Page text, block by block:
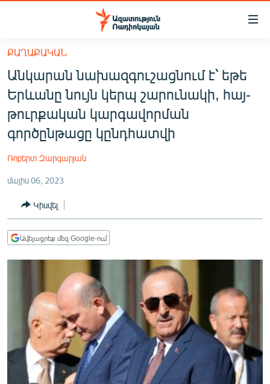
Մատչելիության
հիմնական
բովանդակությանը
Անցնել
հիմնական
մենյուին
Որոնում
ՀԱՅԱՍՏԱՆ
ՔԱՂԱՔԱԿԱՆ
ԸՆՏՐՈՒԹՅՈՒՆՆԵՐ 2026
ՊԱՏԵՐԱԶՄԻ 6 ՇԱԲԱԹՆԵՐԸ
ՏԱՐԱԾԱՇՐՋԱՆ
ՄԻՋԱԶԳԱՅԻՆ
ՄՇԱԿՈՒՅԹ
ՍՊՈՐՏ
ՄԵԿՆԱԲԱՆՈՒԹՅՈՒՆ
ՏՏ ԵՒ ԻՆՏԵՐՆԵՏ
ՔԱՂԱՔԱԿԱՆ
Անկարան նախազգուշացնում է՝ եթե
Երևանը նույն կերպ շարունակի, հայ-
թուրքական կարգավորման
գործընթացը կընդհատվի
Ռոբերտ Զարգարյան
մայիս 06, 2023
Կիսվել
Ավելացրեք մեզ Google-ում